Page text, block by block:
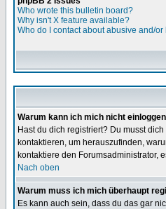
Who wrote this bulletin board?
Why isn't X feature available?
Who do I contact about abusive and/
Warum kann ich mich nicht
Hast du dich registriert? Du musst
kontaktieren, um herauszufinden,
kontaktiere den Forumsadministrator,
Nach oben
Warum muss ich mich überhaupt
Es kann auch sein, dass du das gar